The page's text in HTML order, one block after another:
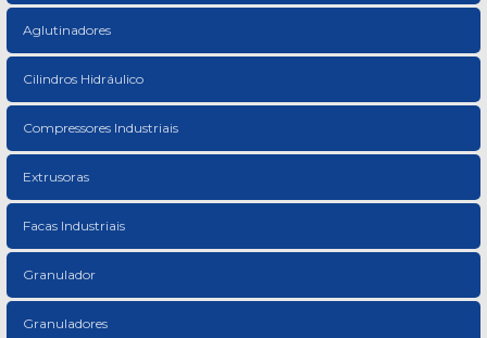
Aglutinadores
Cilindros Hidráulico
Compressores Industriais
Extrusoras
Facas Industriais
Granulador
Granuladores